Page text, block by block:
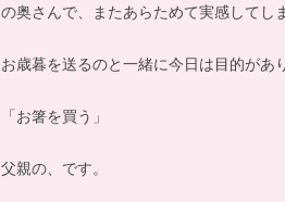
の奥さんで、またあらためて実感してし
お歳暮を送るのと一緒に今日は目的があ
「お箸を買う」
父親の、です。